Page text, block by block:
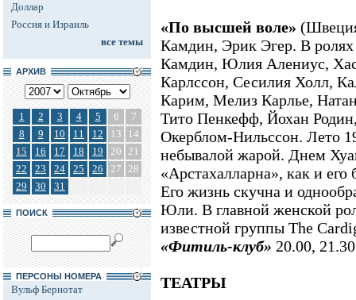
Доллар
Россия и Израиль
все темы
АРХИВ
1 2 3 4 5 6
7
8
9 10 11 12 13
14
15
16 17 18 19 20 21
22
23 24 25 26 27 28
29
30 31
ПОИСК
ПЕРСОНЫ НОМЕРА
Вульф Бернотат
«По высшей воле»
Камдин, Эрик Эгер. В
Камдин, Юлия Алениус,
Карлссон, Сесилия Холл,
Карим, Мелиз Карлье,
Тито Пенкефф, Йохан
Окерблом-Нильссон. Лето
небывалой жарой. Днем
«Арстахалларна», как и
Его жизнь скучна и
Юли. В главной женской
известной группы The
«Фитиль-клуб» 20.00,
ТЕАТРЫ